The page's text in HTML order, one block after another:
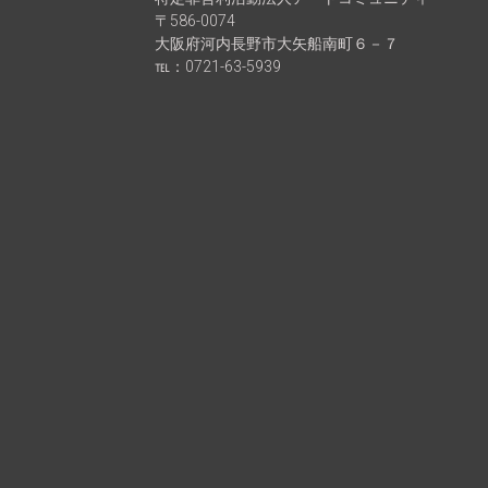
〒586-0074
大阪府河内長野市大矢船南町６－７
℡：0721-63-5939